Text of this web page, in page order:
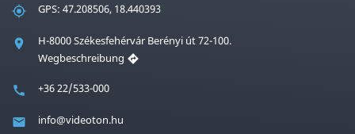
GPS: 47.208506, 18.440393
H-8000 Székesfehérvár Berényi út 72-100.
Wegbeschreibung
+36 22/533-000
info@videoton.hu